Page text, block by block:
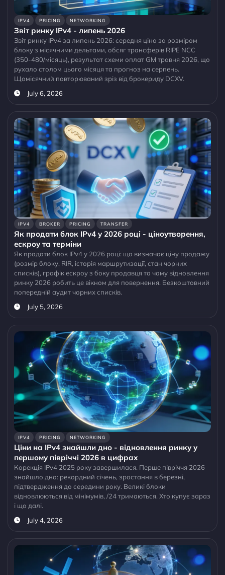
IPV4 PRICING NETWORKING
Звіт ринку IPv4 - липень 2026
Звіт ринку IPv4 за липень 2026: середня ціна за розміром
блоку з місячними дельтами, обсяг трансферів RIPE NCC
(350-480/місяць), результат схеми оплат GM травня 2026, що
рухало столом цього місяця та прогноз на серпень.
Щомісячний повторюваний зріз від брокериду DCXV.
July 6, 2026
IPV4 BROKER PRICING TRANSFER
Як продати блок IPv4 у 2026 році - ціноутворення,
ескроу та терміни
Як продати блок IPv4 у 2026 році: що визначає ціну продажу
(розмір блоку, RIR, історія маршрутизації, стан чорних
списків), графік ескроу з боку продавця та чому відновлення
ринку 2026 робить це вікном для повернення. Безкоштовний
попередній аудит чорних списків.
July 5, 2026
IPV4 PRICING NETWORKING
Ціни на IPv4 знайшли дно - відновлення ринку у
першому півріччі 2026 в цифрах
Корекція IPv4 2025 року завершилася. Перше півріччя 2026
знайшло дно: рекордний січень, зростання в березні,
підтвердження до середини року. Великі блоки
відновлюються від мінімумів, /24 тримаються. Хто купує зараз
і що далі.
July 4, 2026